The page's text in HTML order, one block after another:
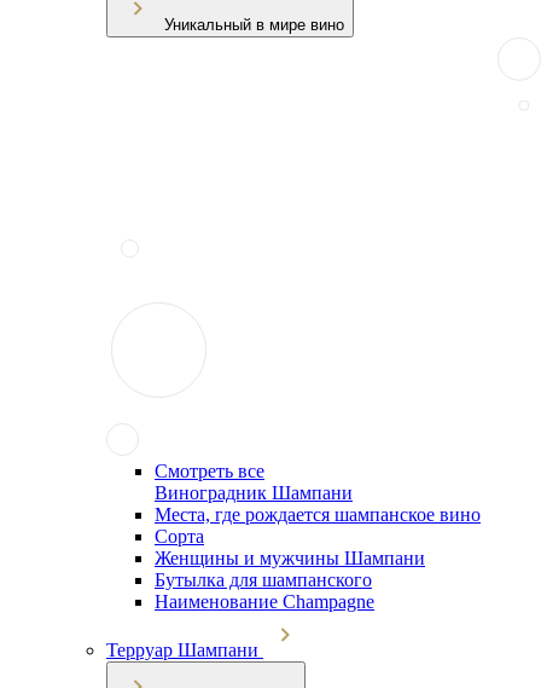
Уникальный в мире вино
Смотреть все
Виноградник Шампани
Места, где рождается шампанское вино
Сорта
Женщины и мужчины Шампани
Бутылка для шампанского
Наименование Champagne
Терруар Шампани